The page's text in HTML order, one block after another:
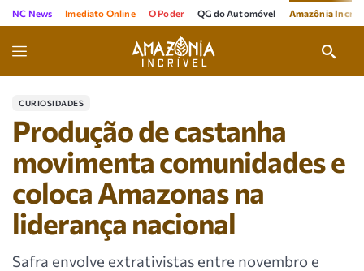
NC News Imediato Online O Poder QG do Automóvel Amazônia
CURIOSIDADES
Produção de castanha
movimenta comunidades e
coloca Amazonas na
liderança nacional
Safra envolve extrativistas entre novembro e